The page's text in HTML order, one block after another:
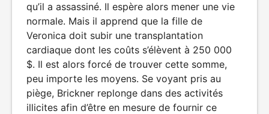
qu’il a assassiné. Il espère alors mener une vie
normale. Mais il apprend que la fille de
Veronica doit subir une transplantation
cardiaque dont les coûts s’élèvent à 250 000
$. Il est alors forcé de trouver cette somme,
peu importe les moyens. Se voyant pris au
piège, Brickner replonge dans des activités
illicites afin d’être en mesure de fournir ce